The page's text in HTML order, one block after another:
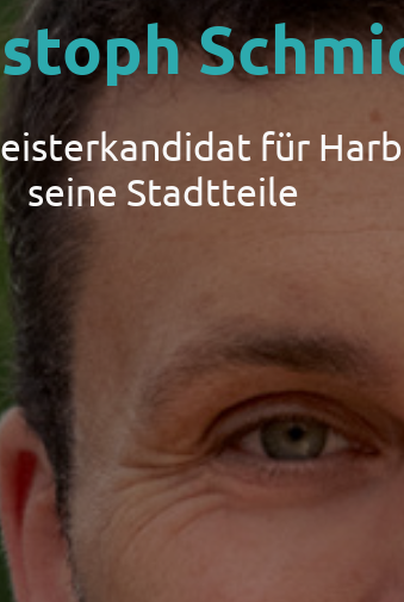
für
seine Stadtteile